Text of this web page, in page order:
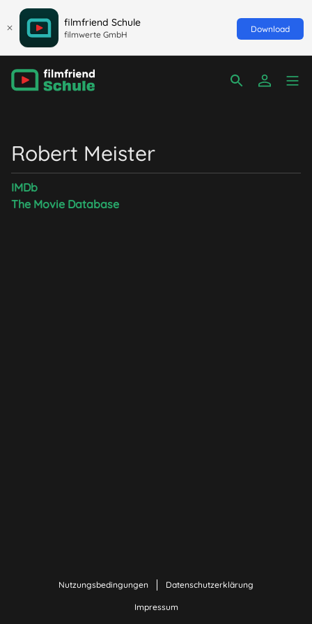
filmfriend Schule
filmwerte GmbH
Download
Robert Meister
IMDb
The Movie Database
Nutzungsbedingungen Datenschutzerklärung
Impressum